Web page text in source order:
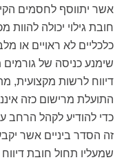
אשר יתווסף לחסמים
חובת גילוי יכולה
כלכליים לא ראויים או
שימנע כניסה של גורמים
דיווח לרשות מקצועית,
התועלת מרישום כזה
כדי להודיע לקהל הרחב
זה הסדר ביניים אשר
שמעליו תחול חובת